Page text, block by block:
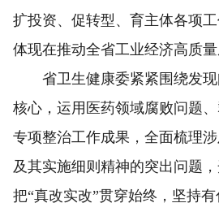
扩投资、促转型、育主体各项
体现在推动全省工业经济高质量
省卫生健康委紧紧围绕发现
核心，运用医药领域腐败问题
专项整治工作成果，全面梳理
及其实施细则精神的突出问题，
把“真改实改”贯穿始终，坚持